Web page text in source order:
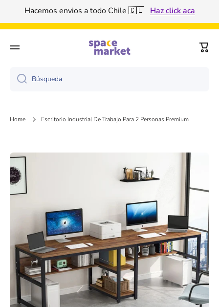
Ir directamente al contenido
Tenemos descuento por volumen de producto 🤑
Haz click aca
Búsqueda
Home Escritorio Industrial De Trabajo Para 2 Personas Premium
Ir directamente a la información del producto